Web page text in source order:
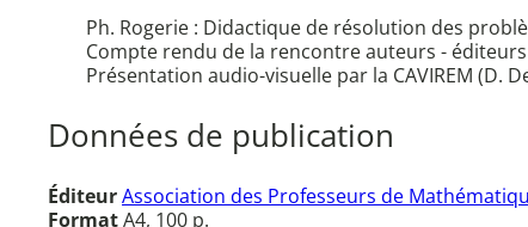
Ph. Rogerie : Didactique de résolution des
Compte rendu de la rencontre auteurs -
Présentation audio-visuelle par la CAVIREM (D.
Données de publication
ÉditeurAssociation des Professeurs de
FormatA4, 100 p.